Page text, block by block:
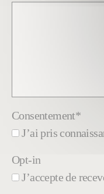
Consentement*
J’ai pris
Opt-in
J’accepte de